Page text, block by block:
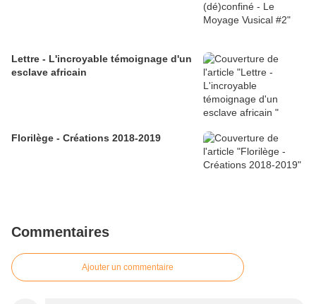
Lettre - L'incroyable témoignage d'un
esclave africain
Florilège - Créations 2018-2019
Commentaires
Ajouter un commentaire